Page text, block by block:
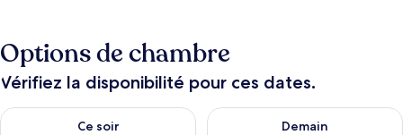
Options de chambre
Vérifiez la disponibilité pour ces dates.
Ce soir
Vérifier la disponibilité pour ce soir août 5 - août 6
Demain
Vérifier la disponibilité pour